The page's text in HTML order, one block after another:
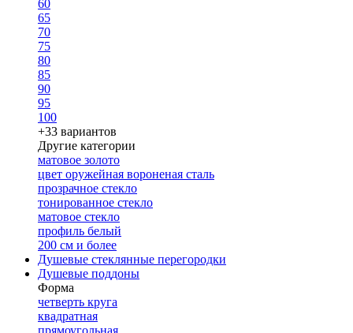
60
65
70
75
80
85
90
95
100
+33 вариантов
Другие категории
матовое золото
цвет оружейная вороненая сталь
прозрачное стекло
тонированное стекло
матовое стекло
профиль белый
200 см и более
Душевые стеклянные перегородки
Душевые поддоны
Форма
четверть круга
квадратная
прямоугольная